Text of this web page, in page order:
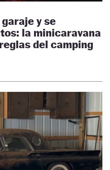
y se
la minicaravana
del camping